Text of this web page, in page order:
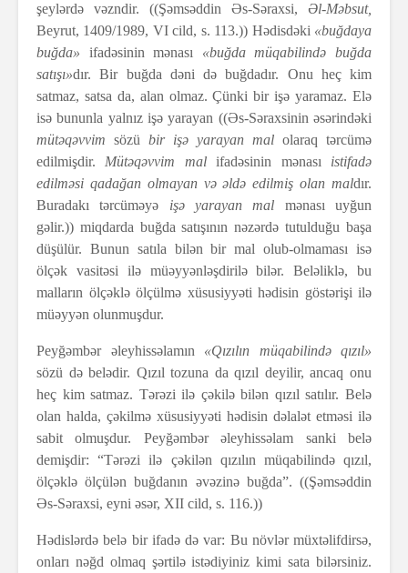
şeylərdə vəzndir. ((Şəmsəddin Əs-Səraxsi, Əl-Məbsut,
Beyrut, 1409/1989, VI cild, s. 113.)) Hədisdəki «buğdaya
buğda» ifadəsinin mənası «buğda müqabilində buğda
satışı»dır. Bir buğda dəni də buğdadır. Onu heç kim
satmaz, satsa da, alan olmaz. Çünki bir işə yaramaz. Elə
isə bununla yalnız işə yarayan ((Əs-Səraxsinin əsərindəki
mütəqəvvim sözü bir işə yarayan mal olaraq tərcümə
edilmişdir. Mütəqəvvim malifadəsinin mənası istifadə
edilməsi qadağan olmayan və əldə edilmiş olan maldır.
Buradakı tərcüməyə işə yarayan mal mənası uyğun
gəlir.)) miqdarda buğda satışının nəzərdə tutulduğu başa
düşülür. Bunun satıla bilən bir mal olub-olmaması isə
ölçək vasitəsi ilə müəyyənləşdirilə bilər. Beləliklə, bu
malların ölçəklə ölçülmə xüsusiyyəti hədisin göstərişi ilə
müəyyən olunmuşdur.
Peyğəmbər əleyhissəlamın «Qızılın müqabilində qızıl»
sözü də belədir. Qızıl tozuna da qızıl deyilir, ancaq onu
heç kim satmaz. Tərəzi ilə çəkilə bilən qızıl satılır. Belə
olan halda, çəkilmə xüsusiyyəti hədisin dəlalət etməsi ilə
sabit olmuşdur. Peyğəmbər əleyhissəlam sanki belə
demişdir: “Tərəzi ilə çəkilən qızılın müqabilində qızıl,
ölçəklə ölçülən buğdanın əvəzinə buğda”. ((Şəmsəddin
Əs-Səraxsi, eyni əsər, XII cild, s. 116.))
Hədislərdə belə bir ifadə də var: Bu növlər müxtəlifdirsə,
onları nəğd olmaq şərtilə istədiyiniz kimi sata bilərsiniz.